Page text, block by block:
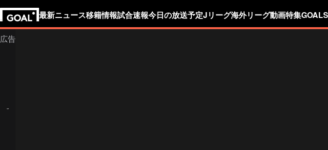
最新ニュース移籍情報試合速報今日の放送予定Jリーグ海外リーグ動画特集